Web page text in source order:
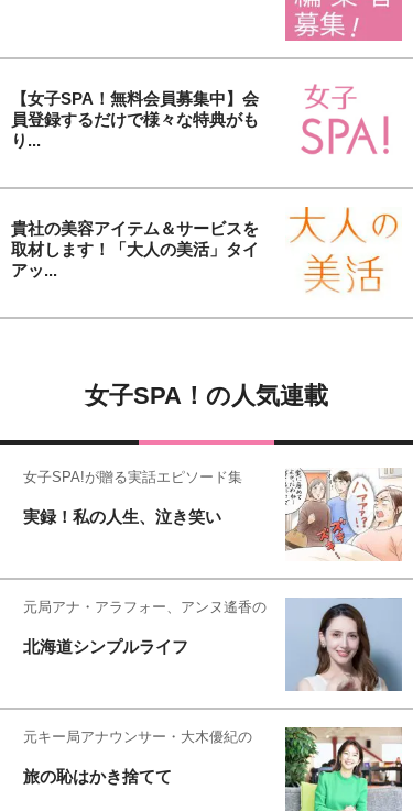
【女子SPA！無料会員募集中】会
員登録するだけで様々な特典がも
り...
貴社の美容アイテム＆サービスを
取材します！「大人の美活」タイ
アッ...
女子SPA！の人気連載
女子SPA!が贈る実話エピソード集
実録！私の人生、泣き笑い
元局アナ・アラフォー、アンヌ遙香の
北海道シンプルライフ
元キー局アナウンサー・大木優紀の
旅の恥はかき捨てて